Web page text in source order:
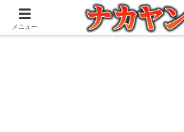
アウトドアとガジェット好きな管理人
メニュー